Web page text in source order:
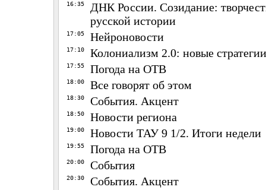
16:35
ДНК России. Созидание:
русской истории
17:05 Нейроновости
17:10 Колониализм 2.0: новые
17:55 Погода на ОТВ
18:00 Все говорят об этом
18:30 События. Акцент
18:50 Новости региона
19:00 Новости ТАУ 9 1/2. Итоги недели
19:55 Погода на ОТВ
20:00 События
20:30 События. Акцент